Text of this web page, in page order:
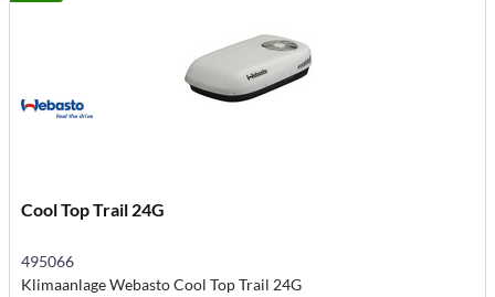
Cool Top Trail 24G
495066
Klimaanlage Webasto Cool Top Trail 24G